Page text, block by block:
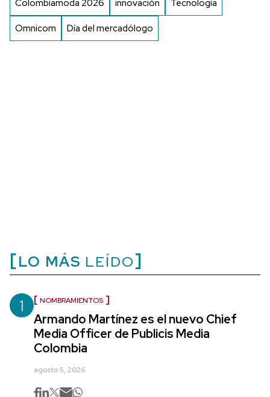
Colombiamoda 2026 innovación Tecnología
Omnicom Día del mercadólogo
LO MÁS LEÍDO
1 NOMBRAMIENTOS
Armando Martínez es el nuevo Chief
Media Officer de Publicis Media
Colombia
agosto 5, 2026